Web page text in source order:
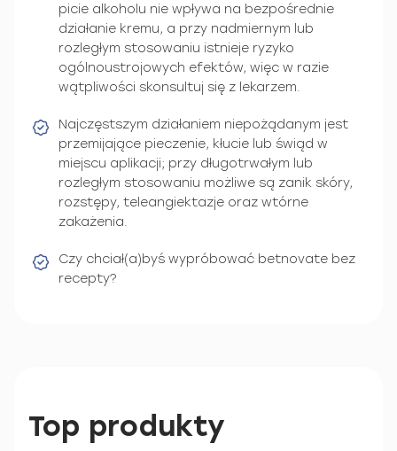
picie alkoholu nie wpływa na bezpośrednie
działanie kremu, a przy nadmiernym lub
rozległym stosowaniu istnieje ryzyko
ogólnoustrojowych efektów, więc w razie
wątpliwości skonsultuj się z lekarzem.
Najczęstszym działaniem niepożądanym jest
przemijające pieczenie, kłucie lub świąd w
miejscu aplikacji; przy długotrwałym lub
rozległym stosowaniu możliwe są zanik skóry,
rozstępy, teleangiektazje oraz wtórne
zakażenia.
Czy chciał(a)byś wypróbować betnovate bez
recepty?
Top produkty